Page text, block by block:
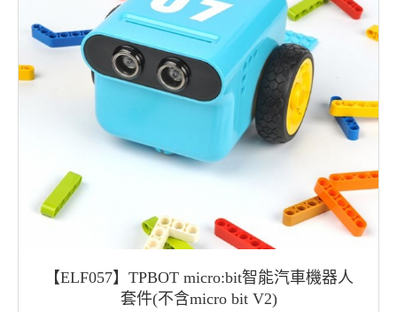
【ELF057】TPBOT micro:bit智能汽車機器人
套件(不含micro bit V2)